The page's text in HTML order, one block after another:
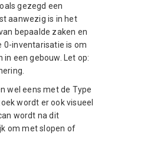
gezegd een
aanwezig is in het
bepaalde zaken en
0-inventarisatie is om
een gebouw. Let op:
wel eens met de Type
wordt er ook visueel
wordt na dit
om met slopen of